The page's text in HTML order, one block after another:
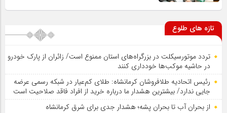
تازه های طلوع
تردد موتورسیکلت در بزرگراه‌های استان ممنوع است/ زائران از پارک خودرو
در حاشیه موکب‌ها خودداری کنند
رئیس اتحادیه طلافروشان کرمانشاه: طلای کم‌عیار در شبکه رسمی عرضه
جایی ندارد/ بیشترین هشدار ما درباره خرید از افراد فاقد صلاحیت است
از بحران آب تا بحران پشه؛ هشدار جدی برای شرق کرمانشاه